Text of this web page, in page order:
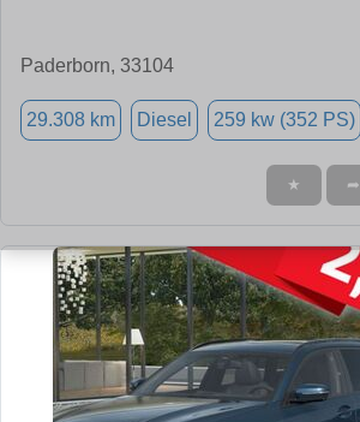
Paderborn, 33104
29.308 km Diesel 259 kw (352 PS)
★ ➦